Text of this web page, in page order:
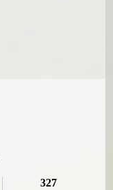
327